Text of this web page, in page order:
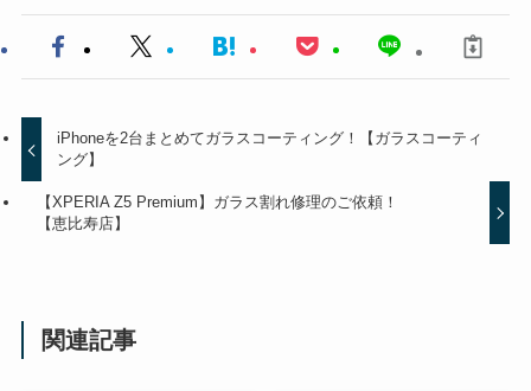
iPhoneを2台まとめてガラスコーティング！【ガラスコーティ
ング】
【XPERIA Z5 Premium】ガラス割れ修理のご依頼！
【恵比寿店】
関連記事